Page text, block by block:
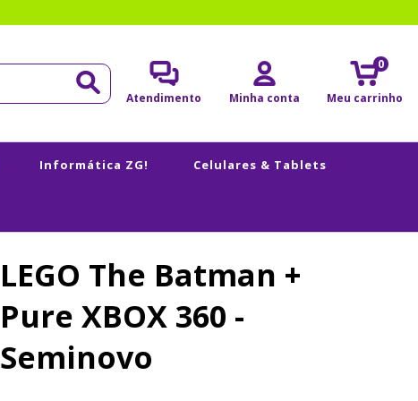
Atendimento Minha conta Meu carrinho
0
Informática ZG! Celulares & Tablets
LEGO The Batman +
Pure XBOX 360 -
Seminovo